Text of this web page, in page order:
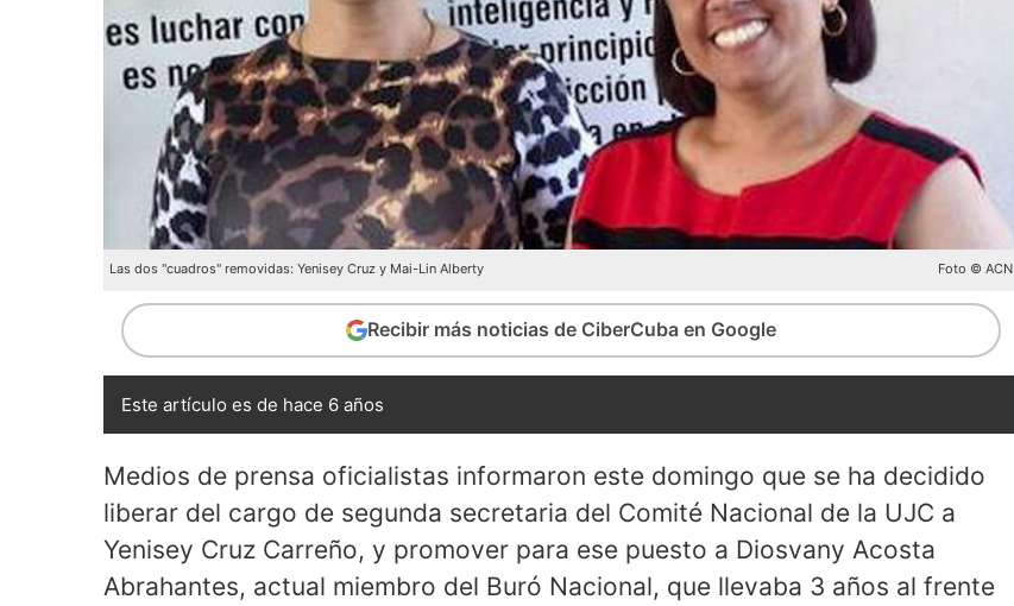
Las dos "cuadros" removidas: Yenisey Cruz y Mai-Lin Alberty Foto © ACN
Recibir más noticias de CiberCuba en Google
Este artículo es de hace 6 años
Medios de prensa oficialistas informaron este domingo que se ha decidido
liberar del cargo de segunda secretaria del Comité Nacional de la UJC a
Yenisey Cruz Carreño, y promover para ese puesto a Diosvany Acosta
Abrahantes, actual miembro del Buró Nacional, que llevaba 3 años al frente